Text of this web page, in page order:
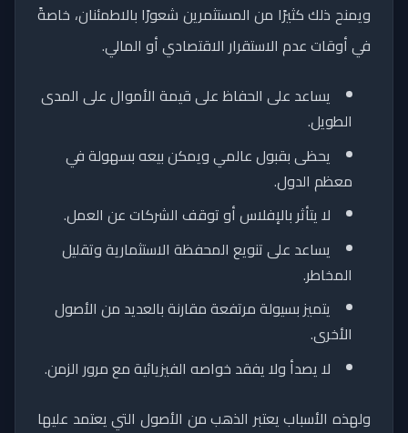
ويمنح ذلك كثيرًا من المستثمرين شعورًا بالاطمئنان، خاصةً
في أوقات عدم الاستقرار الاقتصادي أو المالي.
يساعد على الحفاظ على قيمة الأموال على المدى
الطويل.
يحظى بقبول عالمي ويمكن بيعه بسهولة في
معظم الدول.
لا يتأثر بالإفلاس أو توقف الشركات عن العمل.
يساعد على تنويع المحفظة الاستثمارية وتقليل
المخاطر.
يتميز بسيولة مرتفعة مقارنة بالعديد من الأصول
الأخرى.
لا يصدأ ولا يفقد خواصه الفيزيائية مع مرور الزمن.
ولهذه الأسباب يعتبر الذهب من الأصول التي يعتمد عليها